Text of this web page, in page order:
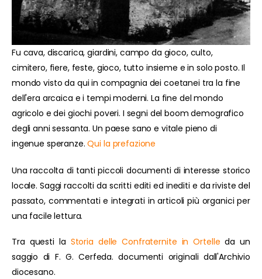
Fu cava, discarica, giardini, campo da gioco, culto,
cimitero, fiere, feste, gioco, tutto insieme e in solo posto. Il
mondo visto da qui in compagnia dei coetanei tra la fine
dell'era arcaica e i tempi moderni. La fine del mondo
agricolo e dei giochi poveri. I segni del boom demografico
degli anni sessanta. Un paese sano e vitale pieno di
ingenue speranze.Qui la prefazione
Una raccolta di tanti piccoli documenti di interesse storico
locale. Saggi raccolti da scritti editi ed inediti e da riviste del
passato, commentati e integrati in articoli più organici per
una facile lettura.
Tra questi la Storia delle Confraternite in Ortelle da un
saggio di F. G. Cerfeda. documenti originali dall'Archivio
diocesano.